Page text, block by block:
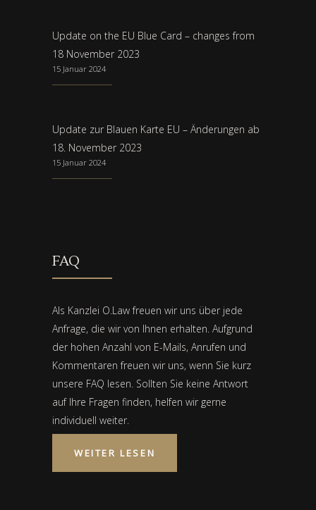
Update on the EU Blue Card – changes from
18 November 2023
15 Januar 2024
Update zur Blauen Karte EU – Änderungen ab
18. November 2023
15 Januar 2024
FAQ
Als Kanzlei O.Law freuen wir uns über jede
Anfrage, die wir von Ihnen erhalten. Aufgrund
der hohen Anzahl von E-Mails, Anrufen und
Kommentaren freuen wir uns, wenn Sie kurz
unsere FAQ lesen. Sollten Sie keine Antwort
auf Ihre Fragen finden, helfen wir gerne
individuell weiter.
WEITER LESEN